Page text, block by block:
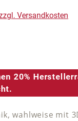
Versandkosten
von 5
20%
wahlweise mit